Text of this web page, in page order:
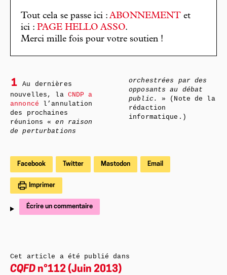
Tout cela se passe ici : ABONNEMENT et
ici : PAGE HELLO ASSO.
Merci mille fois pour votre soutien !
1
Au dernières
nouvelles, la CNDP a
annoncé l’annulation
des prochaines
réunions «en raison
de perturbations
orchestrées par des
opposants au débat
public.
» (Note de la
rédaction
informatique.)
Facebook Twitter Mastodon Email
Imprimer
Écrire un commentaire
Cet article a été publié dans
CQFD n°112 (Juin 2013)